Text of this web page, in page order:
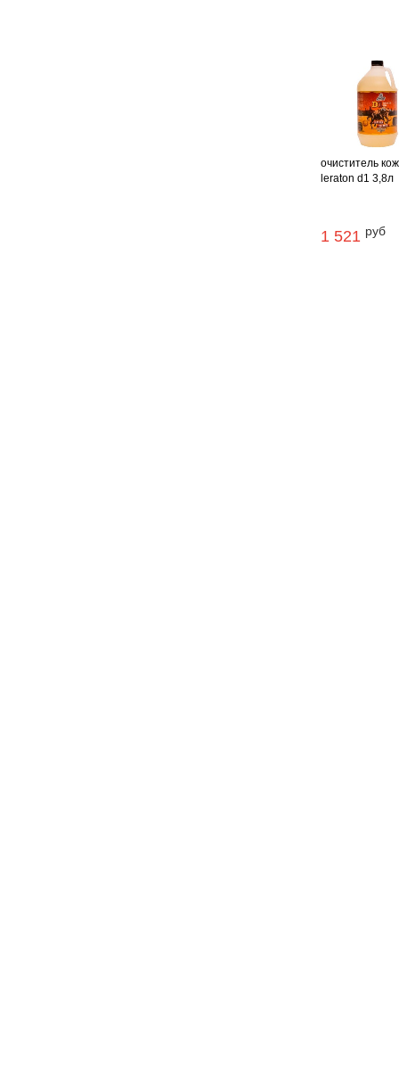
очиститель
leraton d1 3,8л
1 521 руб